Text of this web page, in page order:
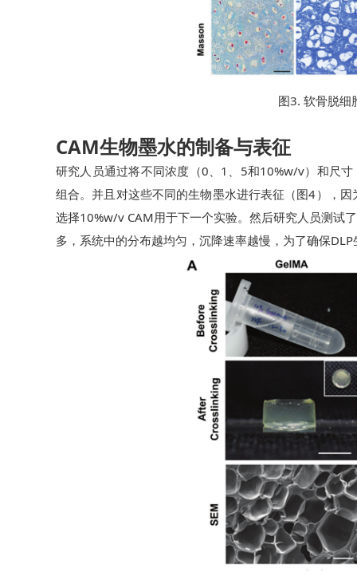
图3. 软骨脱细
CAM生物墨水的制备与表征
研究人员通过将不同浓度（0、1、5和10%w/v）和尺
组合。并且对这些不同的生物墨水进行表征（图4），
选择10%w/v CAM用于下一个实验。然后研究人员测试
多，系统中的分布越均匀，沉降速率越慢，为了确保